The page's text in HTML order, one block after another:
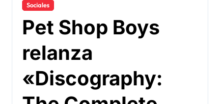
Sociales
Pet Shop Boys
relanza
«Discography: